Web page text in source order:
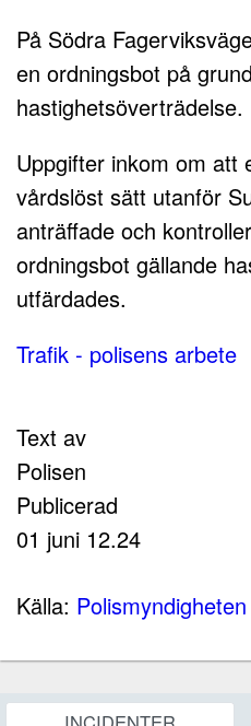
På Södra
en ordningsbot på
hastighetsöverträdelse.
Uppgifter inkom om att
vårdslöst sätt utanför
anträffade och
ordningsbot gällande
utfärdades.
Trafik - polisens arbete
Text av
Polisen
Publicerad
01 juni 12.24
Källa: Polismyndigheten